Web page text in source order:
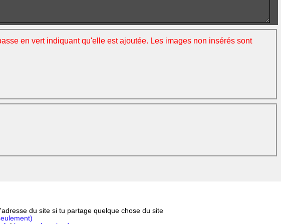
en vert indiquant qu'elle est ajoutée. Les images non insérés sont
du site si tu partage quelque chose du site